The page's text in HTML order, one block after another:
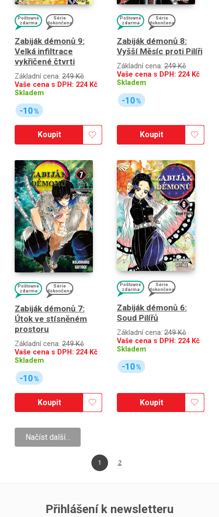
Poštovné
zdarma
Série
dokončena
Zabiják démonů 9:
Velká infiltrace
vykřičené čtvrti
Základní cena: 249 Kč
Vaše cena s DPH: 224Kč
Skladem
-10%
Koupit
Poštovné
zdarma
Série
dokončena
Zabiják démonů 8:
Vyšší Měsíc proti Pilíři
Základní cena: 249 Kč
Vaše cena s DPH: 224Kč
Skladem
-10%
Koupit
Poštovné
zdarma
Série
dokončena
Zabiják démonů 7:
Útok ve stísněném
prostoru
Základní cena: 249 Kč
Vaše cena s DPH: 224Kč
Skladem
-10%
Koupit
Poštovné
zdarma
Série
dokončena
Zabiják démonů 6:
Soud Pilířů
Základní cena: 249 Kč
Vaše cena s DPH: 224Kč
Skladem
-10%
Koupit
Načíst další…
1 2
Přihlášení k newsletteru